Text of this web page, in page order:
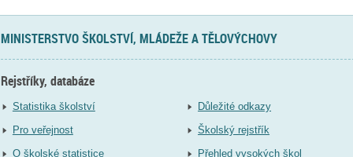
MINISTERSTVO ŠKOLSTVÍ, MLÁDEŽE A TĚLOVÝCHOVY
Rejstříky, databáze
Statistika školství
Pro veřejnost
O školské statistice
Důležité odkazy
Školský rejstřík
Přehled vysokých škol